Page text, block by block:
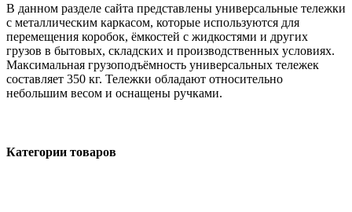
В данном разделе сайта представлены универсальные тележки
с металлическим каркасом, которые используются для
перемещения коробок, ёмкостей с жидкостями и других
грузов в бытовых, складских и производственных условиях.
Максимальная грузоподъёмность универсальных тележек
составляет 350 кг. Тележки обладают относительно
небольшим весом и оснащены ручками.
Категории товаров